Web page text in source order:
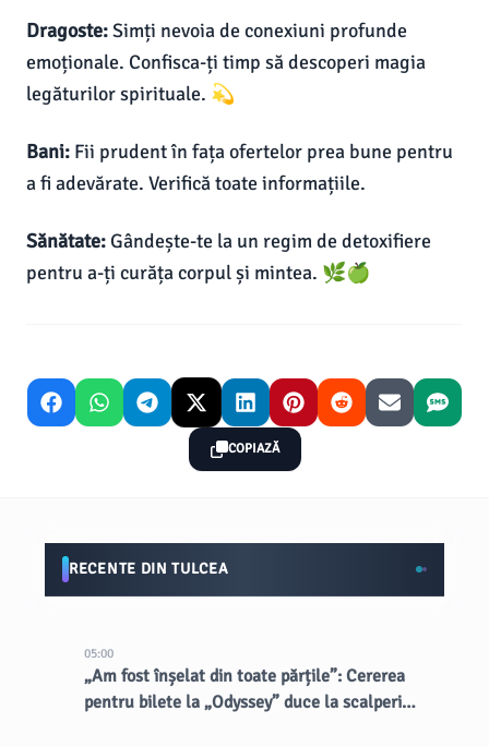
Dragoste:Simți nevoia de conexiuni profunde
emoționale. Confisca-ți timp să descoperi magia
legăturilor spirituale. 💫
Bani: Fii prudent în fața ofertelor prea bune pentru
a fi adevărate. Verifică toate informațiile.
Sănătate: Gândește-te la un regim de detoxifiere
pentru a-ți curăța corpul și mintea. 🌿🍏
COPIAZĂ
RECENTE DIN TULCEA
05:00
„Am fost înșelat din toate părțile”: Cererea
pentru bilete la „Odyssey” duce la scalperi